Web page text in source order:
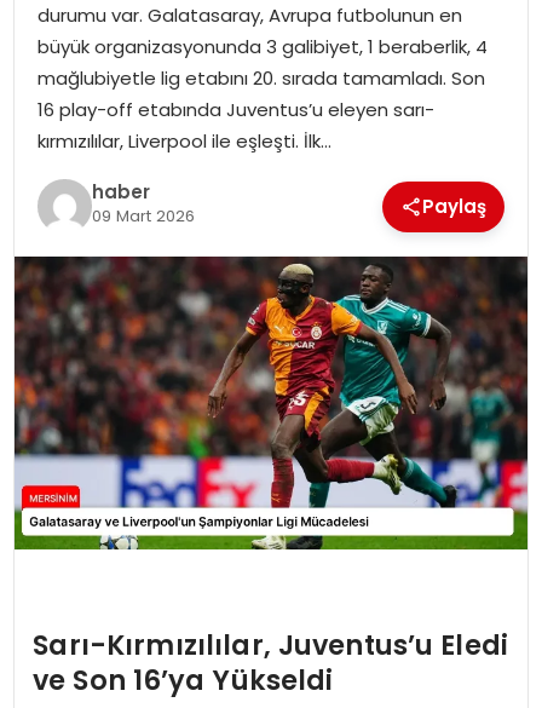
EKONOMI
MAGAZIN
DÜNYA
OTOMOBIL
durumu var. Galatasaray, Avrupa futbolunun en
büyük organizasyonunda 3 galibiyet, 1 beraberlik, 4
mağlubiyetle lig etabını 20. sırada tamamladı. Son
16 play-off etabında Juventus’u eleyen sarı-
kırmızılılar, Liverpool ile eşleşti. İlk…
haber
09 Mart 2026 Paylaş
Sarı-Kırmızılılar, Juventus’u Eledi
ve Son 16’ya Yükseldi